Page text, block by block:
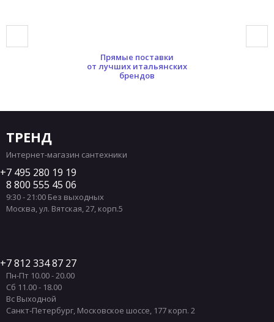
Прямые поставки
от лучших итальянских
брендов
ТРЕНД
Интернет-магазин сантехники
7 495 280 19 19
8 800 555 45 06
9:30 - 21:00 Без выходных
Москва,ул. Вятская, 27, корп.5
7 812 334 87 27
Пн-Пт 10.00 - 20.00
Сб 11.00 - 18.00
Вс Выходной
Санкт-Петербург, Московское шоссе, 177 корп. 2